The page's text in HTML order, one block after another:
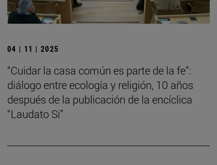
04 | 11 | 2025
“Cuidar la casa común es parte de la fe”:
diálogo entre ecología y religión, 10 años
después de la publicación de la encíclica
“Laudato Si”